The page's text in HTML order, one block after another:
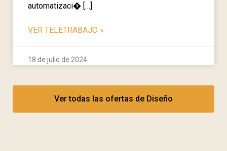
automatizaci� […]
VER TELETRABAJO »
18 de julio de 2024
Ver todas las ofertas de Diseño